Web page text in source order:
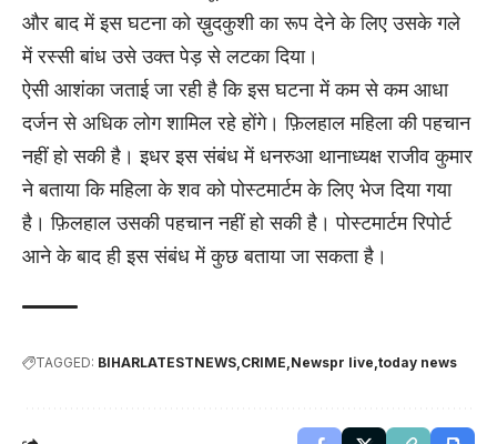
और बाद में इस घटना को ख़ुदकुशी का रूप देने के लिए उसके गले
में रस्सी बांध उसे उक्त पेड़ से लटका दिया।
ऐसी आशंका जताई जा रही है कि इस घटना में कम से कम आधा
दर्जन से अधिक लोग शामिल रहे होंगे। फ़िलहाल महिला की पहचान
नहीं हो सकी है। इधर इस संबंध में धनरुआ थानाध्यक्ष राजीव कुमार
ने बताया कि महिला के शव को पोस्टमार्टम के लिए भेज दिया गया
है। फ़िलहाल उसकी पहचान नहीं हो सकी है। पोस्टमार्टम रिपोर्ट
आने के बाद ही इस संबंध में कुछ बताया जा सकता है।
TAGGED: BIHARLATESTNEWS CRIME Newspr live today news